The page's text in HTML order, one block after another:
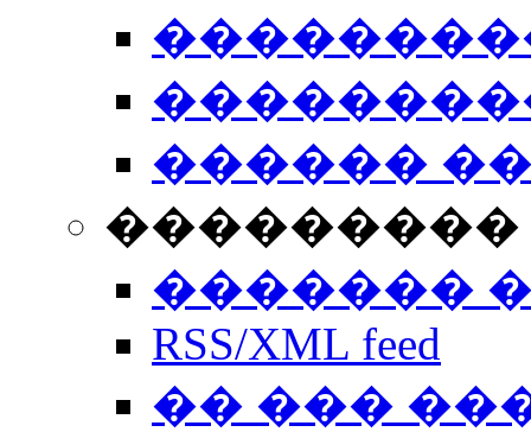
������
���������
�������
RSS/XML feed
�� ���